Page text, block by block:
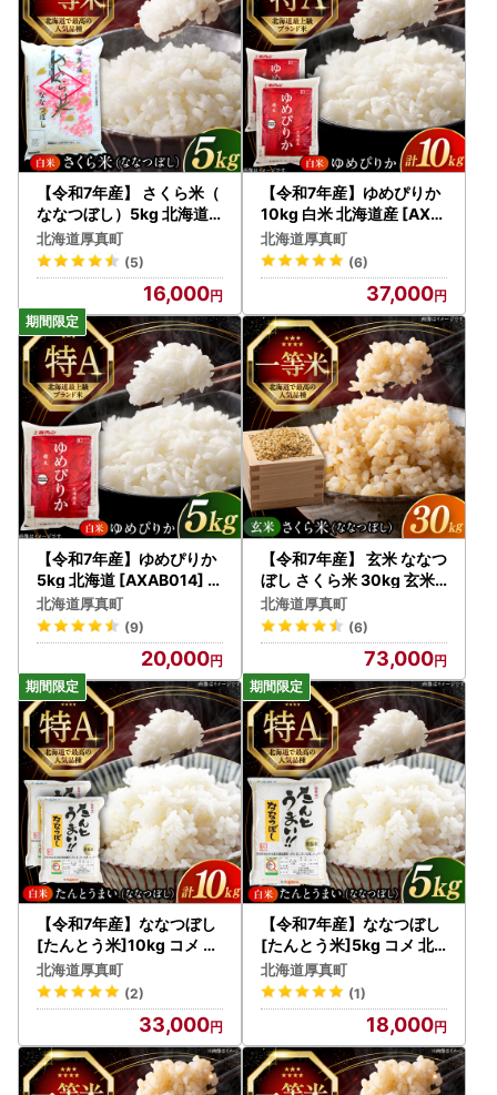
【ヤマト運輸・転送サービスの有料化について】
令和5年6月1日発送分以降、ヤマト運輸より転送サービスの
有料化が発表されております。転送の際は、ご注意くださ
い。
お届け先が変更となる場合は、事前に問い合わせ窓口へご連
絡をお願いいたします。
【令和7年産】 さくら米（
ななつぼし）5kg 北海道
コメ こめ ブランド 銘柄 [A
XAB061]
北海道厚真町
(5)
16,000
【令和7年産】ゆめぴりか
10kg 白米 北海道産 [AXA
B015] コメ 10キロ
北海道厚真町
(6)
37,000
【令和7年産】ゆめぴりか
5kg 北海道 [AXAB014] コ
メ 5キロ
北海道厚真町
(9)
20,000
【令和7年産】 玄米 ななつ
ぼし さくら米 30kg 玄米 [
AXAB036]
北海道厚真町
(6)
73,000
【令和7年産】ななつぼし
[たんとう米]10kg コメ 北
海道 [AXAB026]
北海道厚真町
(2)
33,000
【令和7年産】ななつぼし
[たんとう米]5kg コメ 北
海道産 [AXAB060]
北海道厚真町
(1)
18,000